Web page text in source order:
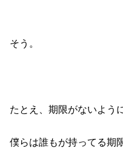
そう。
たとえ、期限がないよう
僕らは誰もが持ってる期